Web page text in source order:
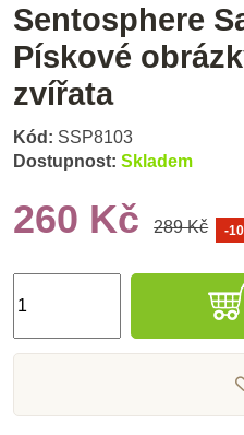
Sentosphere
Pískové
zvířata
Kód: SSP8103
Dostupnost: Skladem
260 Kč 289 Kč -